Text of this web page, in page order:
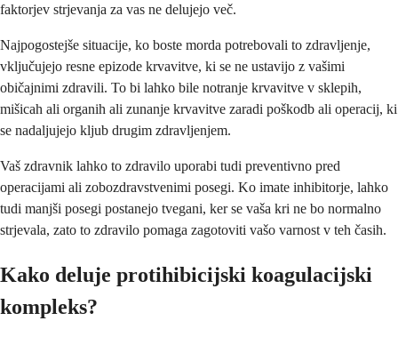
faktorjev strjevanja za vas ne delujejo več.
Najpogostejše situacije, ko boste morda potrebovali to zdravljenje,
vključujejo resne epizode krvavitve, ki se ne ustavijo z vašimi
običajnimi zdravili. To bi lahko bile notranje krvavitve v sklepih,
mišicah ali organih ali zunanje krvavitve zaradi poškodb ali operacij, ki
se nadaljujejo kljub drugim zdravljenjem.
Vaš zdravnik lahko to zdravilo uporabi tudi preventivno pred
operacijami ali zobozdravstvenimi posegi. Ko imate inhibitorje, lahko
tudi manjši posegi postanejo tvegani, ker se vaša kri ne bo normalno
strjevala, zato to zdravilo pomaga zagotoviti vašo varnost v teh časih.
Kako deluje protihibicijski koagulacijski
kompleks?